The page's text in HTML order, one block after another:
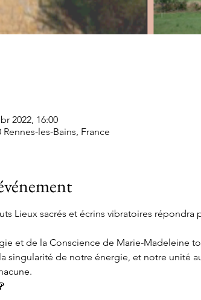
2022, 16:00
Rennes-les-Bains, France
Lieux sacrés et écrins vibratoires répondra
et de la Conscience de Marie-Madeleine
singularité de notre énergie, et notre unité